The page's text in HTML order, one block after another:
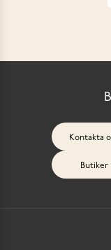
Kontakta
Butiker